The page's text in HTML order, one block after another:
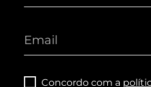
Concordo com a